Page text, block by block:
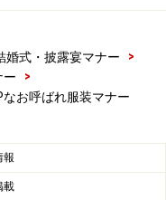
略礼装で十分。ネク
やシルバーなど、同
順番です。格式が高
婚式・披露宴マナー
>
ー
>
お呼ばれ服装マナー
報
載